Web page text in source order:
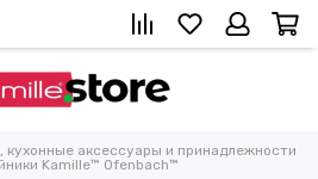
кухонные аксессуары и принадлежности
Kamille™ Ofenbach™